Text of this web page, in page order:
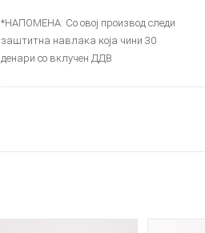
*НАПОМЕНА: Со овој производ следи
заштитна навлака која чини 30
денари со вклучен ДДВ